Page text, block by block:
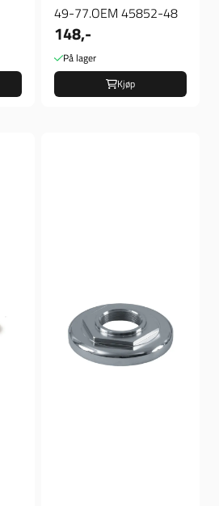
49-77.OEM 45852-48
148,-
På lager
Kjøp